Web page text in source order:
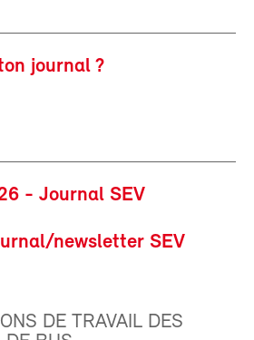
journal ?
- Journal SEV
newsletter SEV
DE TRAVAIL DES